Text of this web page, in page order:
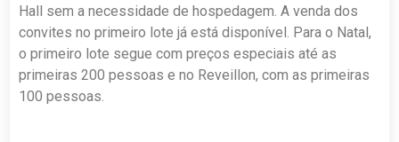
Hall sem a necessidade de hospedagem. A venda dos
convites no primeiro lote já está disponível. Para o Natal,
o primeiro lote segue com preços especiais até as
primeiras 200 pessoas e no Reveillon, com as primeiras
100 pessoas.